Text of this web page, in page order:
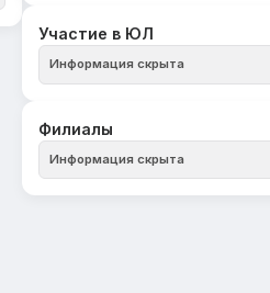
Участие в ЮЛ
Информация скрыта
Филиалы
Информация скрыта